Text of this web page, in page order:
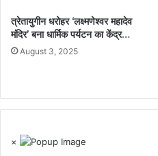
त्रेतायुगीन धरोहर ‘लक्ष्मणेश्वर महादेव
मंदिर’ बना धार्मिक पर्यटन का केंद्र…
August 3, 2025
×